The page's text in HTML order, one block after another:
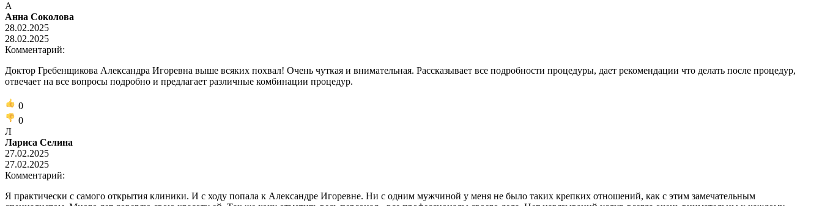
А
Анна Соколова
28.02.2025
28.02.2025
Комментарий:
Доктор Гребенщикова Александра Игоревна выше всяких похвал! Очень чуткая и внимательная. Рассказывает все подробности процедуры, дает рекомендации что делать после процедур,
отвечает на все вопросы подробно и предлагает различные комбинации процедур.
0
0
Л
Лариса Селина
27.02.2025
27.02.2025
Комментарий:
Я практически с самого открытия клиники. И с ходу попала к Александре Игоревне. Ни с одним мужчиной у меня не было таких крепких отношений, как с этим замечательным